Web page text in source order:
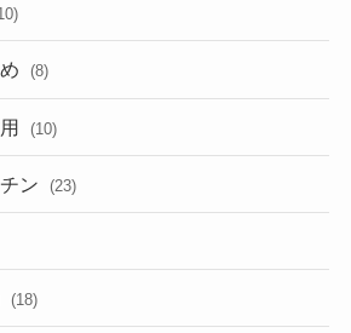
(8)
(10)
ン (23)
(18)